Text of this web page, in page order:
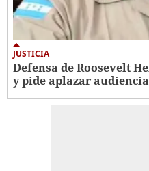
JUSTICIA
Defensa de Roosevelt
y pide aplazar audiencia